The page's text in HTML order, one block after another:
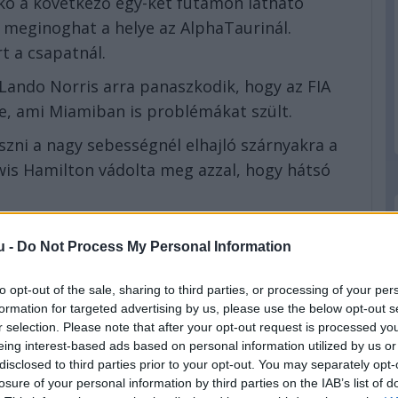
- Do Not Process My Personal Information
opt-out of the sale, sharing to third parties, or processing of your
for targeted advertising by us, please use the below opt-out
selection. Please note that after your opt-out request is processed
interest-based ads based on personal information utilized by us
to third parties prior to your opt-out. You may separately
of your personal information by third parties on the IAB’s list of
a helye az AlphaTaurinál.
a csapatnál.
Norris arra panaszkodik, hogy az FIA
ami Miamiban is problémákat szült.
a nagy sebességnél elhajló szárnyakra a
Hamilton vádolta meg azzal, hogy hátsó
járvány miatti leállás során a pilóták által
hogy a versenyzők végre megmutassák
a tőle várt szinten a Red Bullnál, így a
remeklő Alexander Albon már jövőre
Franz Tost azonban lecsillapította a
játszik. A Red Bull futamgyőzelmekért és